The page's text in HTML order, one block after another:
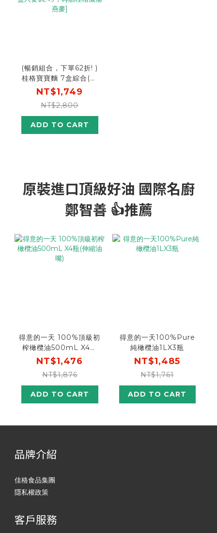
(暢銷組合，下單62折! )
桂格寶寶麵 7盒綜合(豬
肉X4盒+干貝X3盒) [限時
特惠，平均1盒只要
$249，再贈桂格濃湯燕
NT$1,749
NT$2,800
ADD TO CART
原裝進口頂級好油 國際名廚
鄭智善 👍推薦
得意的一天 100%頂級初
榨橄欖油500mL X4瓶
(伸縮油嘴)
NT$1,476
NT$1,876
ADD TO CART
得意的一天100%Pure
純橄欖油1LX3瓶
NT$1,485
NT$1,761
ADD TO CART
品牌介紹
佳格食品集團
隱私權政策
客戶服務